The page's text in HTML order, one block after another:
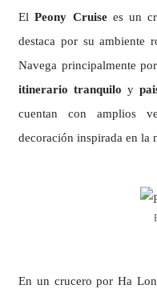
ElPeony Cruisees un
destaca por su ambiente
Navega principalmente
itinerario tranquilo y
cuentan con amplios
decoración inspirada en la
En un crucero por Ha